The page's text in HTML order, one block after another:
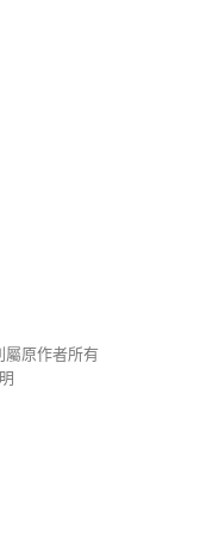
屬原作者所有